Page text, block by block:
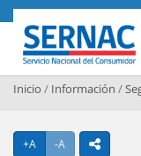
Contenido principal
SERNAC
Inicio / Información /
+A Agrandar texto
-A Achicar texto